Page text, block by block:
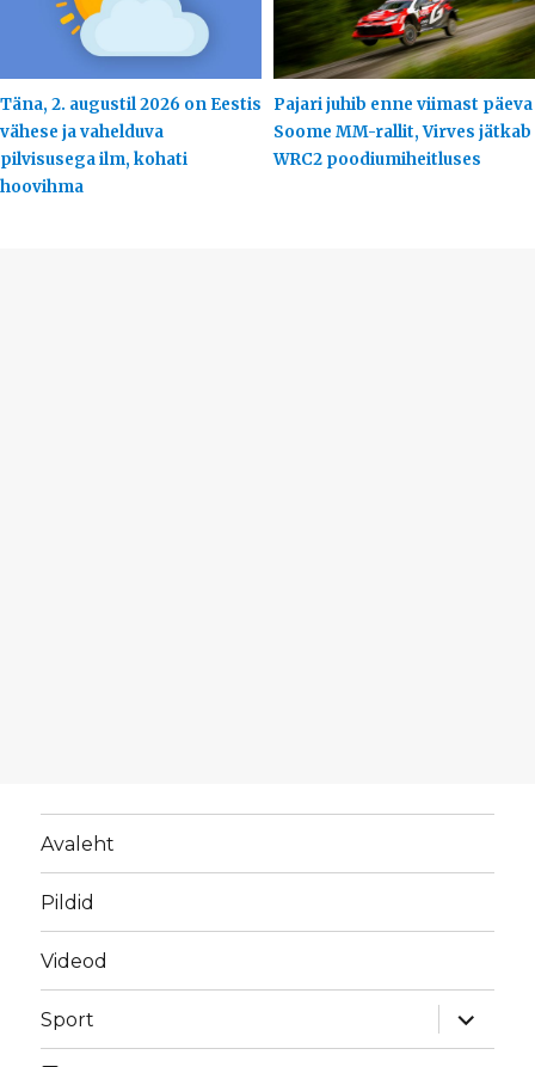
Täna, 2. augustil 2026 on Eestis
vähese ja vahelduva
pilvisusega ilm, kohati
hoovihma
Pajari juhib enne viimast päeva
Soome MM-rallit, Virves jätkab
WRC2 poodiumiheitluses
Avaleht
Pildid
Videod
Sport
laienda